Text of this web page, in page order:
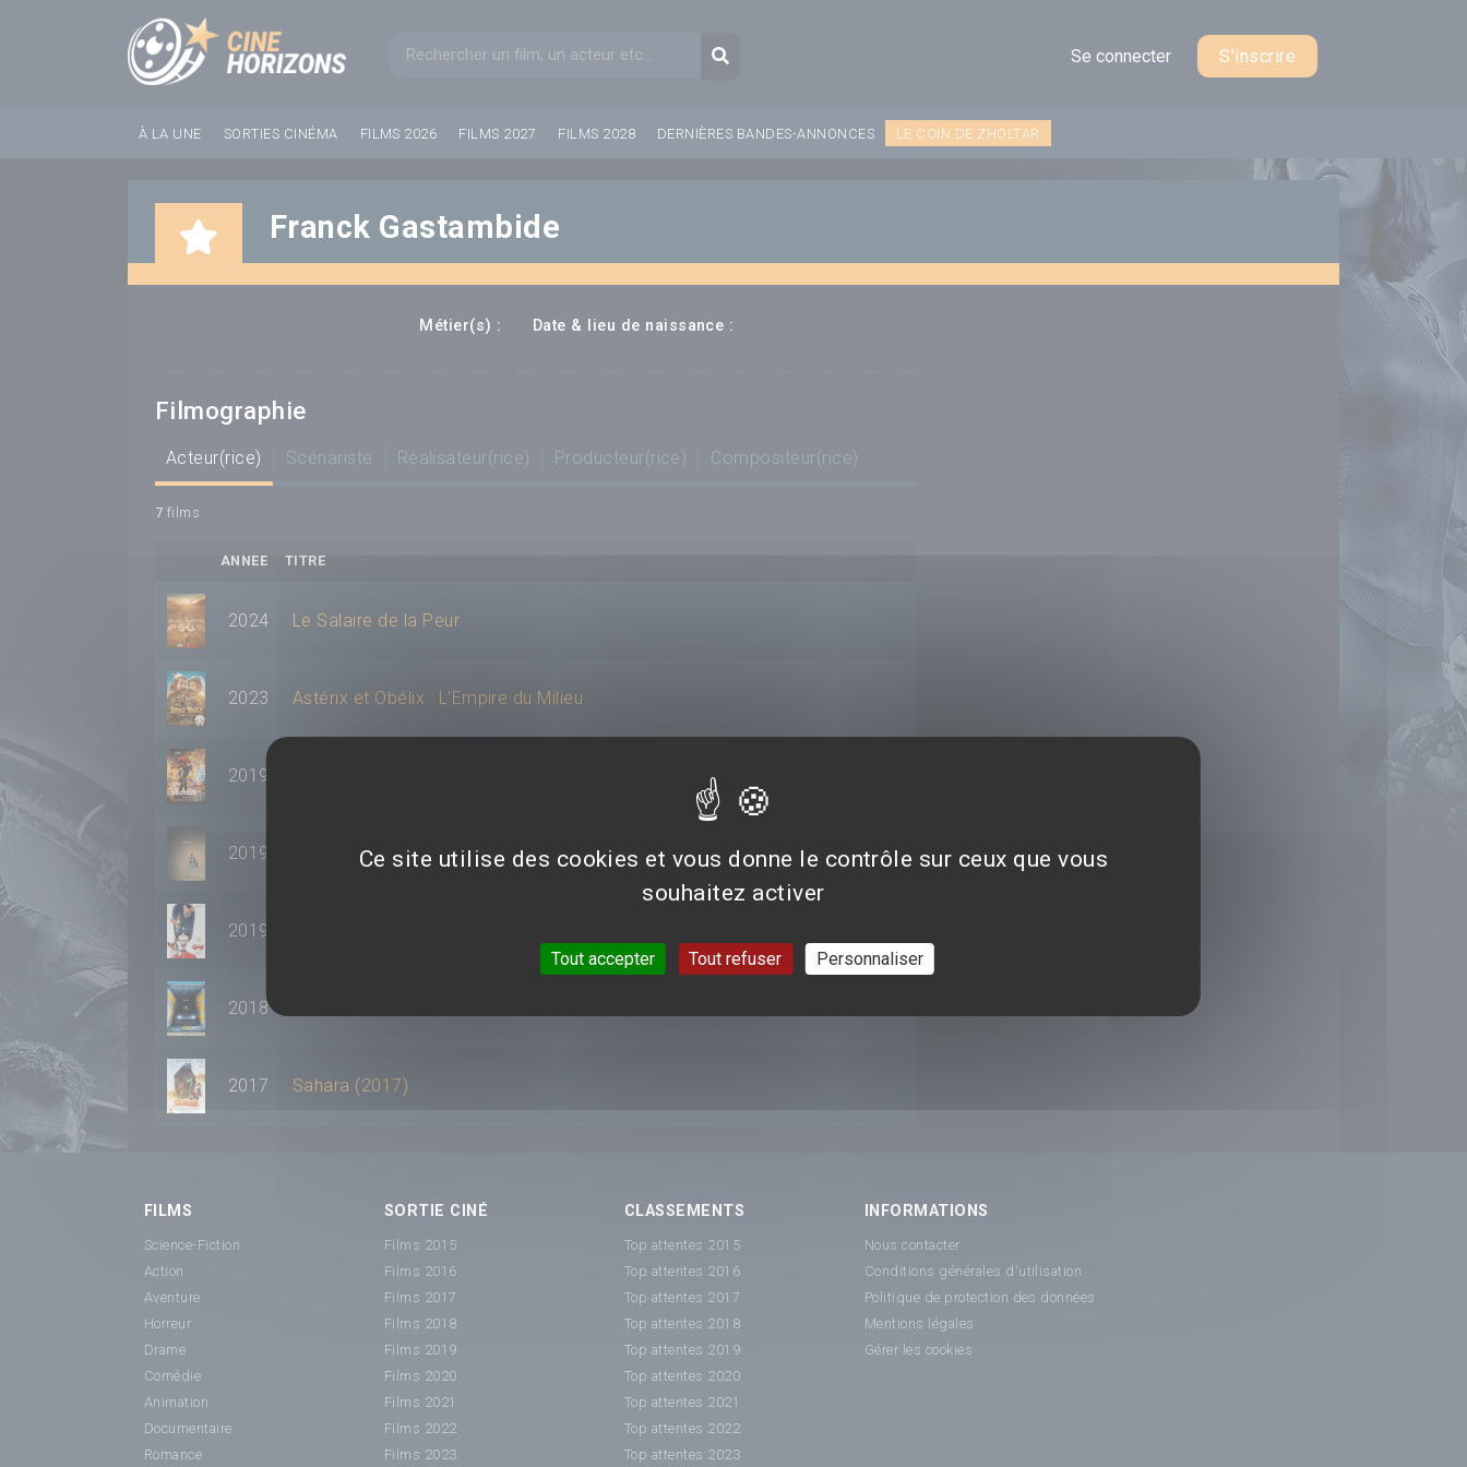
Formulaire de rechercheRecherche
Se connecter S'inscrire
À LA UNE SORTIES CINÉMA FILMS 2026 FILMS 2027 FILMS 2028 DERNIÈRES BANDES-ANNONCES LE COIN DE ZHOLTAR
Franck Gastambide
Métier(s) : Date & lieu de naissance :
Filmographie
Acteur(rice) Scénariste Réalisateur(rice) Producteur(rice) Compositeur(rice)
7 films
ANNEE TITRE
2024 Le Salaire de la Peur
2023 Astérix et Obélix : L'Empire du Milieu
2019
2019 Toy Story 4
2019
2018
2017 Sahara (2017)
FILMS
Science-Fiction
Action
Aventure
Horreur
Drame
Comédie
Animation
Documentaire
Romance
SORTIE CINÉ
Films 2015
Films 2016
Films 2017
Films 2018
Films 2019
Films 2020
Films 2021
Films 2022
Films 2023
CLASSEMENTS
Top attentes 2015
Top attentes 2016
Top attentes 2017
Top attentes 2018
Top attentes 2019
Top attentes 2020
Top attentes 2021
Top attentes 2022
Top attentes 2023
INFORMATIONS
Nous contacter
Conditions générales d'utilisation
Politique de protection des données
Mentions légales
Gérer les cookies
Panneau de gestion des cookies
Ce site utilise des cookies et vous donne le contrôle sur ceux que vous
souhaitez activer
Tout accepter Tout refuser Personnaliser